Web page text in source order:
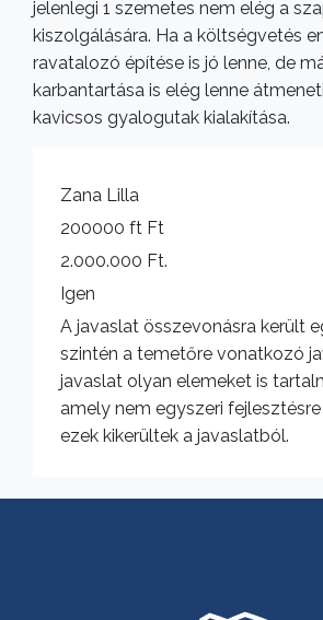
jelenlegi 1 szemetes nem elég a
kiszolgálására. Ha a költségvetés
ravatalozó építése is jó lenne, de
karbantartása is elég lenne
kavicsos gyalogutak kialakítása.
Zana Lilla
200000 ft Ft
2.000.000 Ft.
Igen
A javaslat összevonásra került
szintén a temetőre vonatkozó
javaslat olyan elemeket is
amely nem egyszeri
ezek kikerültek a javaslatból.